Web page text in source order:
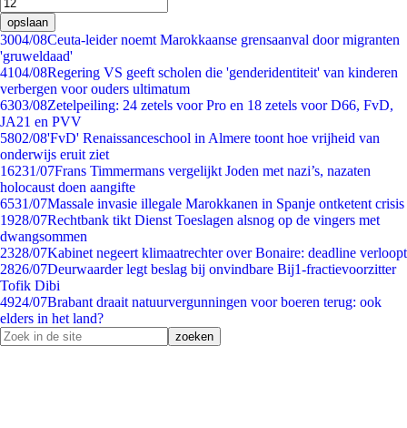
opslaan
3004/08Ceuta-leider noemt Marokkaanse grensaanval door migranten
'gruweldaad'
4104/08Regering VS geeft scholen die 'genderidentiteit' van kinderen
verbergen voor ouders ultimatum
6303/08Zetelpeiling: 24 zetels voor Pro en 18 zetels voor D66, FvD,
JA21 en PVV
5802/08'FvD' Renaissanceschool in Almere toont hoe vrijheid van
onderwijs eruit ziet
16231/07Frans Timmermans vergelijkt Joden met nazi’s, nazaten
holocaust doen aangifte
6531/07Massale invasie illegale Marokkanen in Spanje ontketent crisis
1928/07Rechtbank tikt Dienst Toeslagen alsnog op de vingers met
dwangsommen
2328/07Kabinet negeert klimaatrechter over Bonaire: deadline verloopt
2826/07Deurwaarder legt beslag bij onvindbare Bij1-fractievoorzitter
Tofik Dibi
4924/07Brabant draait natuurvergunningen voor boeren terug: ook
elders in het land?